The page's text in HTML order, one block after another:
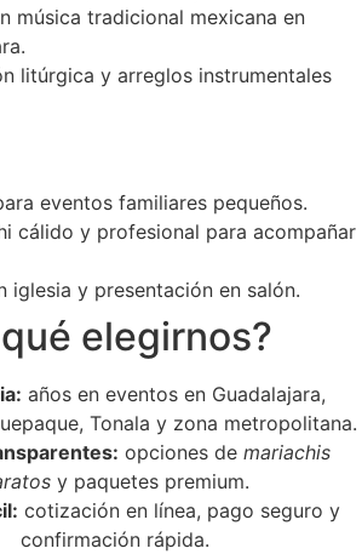
música tradicional mexicana en
litúrgica y arreglos instrumentales
eventos familiares pequeños.
cálido y profesional para acompañar
iglesia y presentación en salón.
elegirnos?
años en eventos en Guadalajara,
Tonala y zona metropolitana.
opciones de mariachis
y paquetes premium.
cotización en línea, pago seguro y
confirmación rápida.